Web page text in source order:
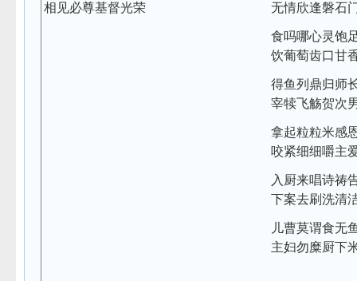
相见必尊基督光荣
无情欣逢磐石
食吗哪心灵饱
饮葡萄齿口甘
得鱼列鼎归师
宰犊飞觞贺次
拿起粒粒米感
咬紧细细嚼主
入厨来唱诗祷
下案去刷洗清
儿曹莫谓食无
主妇勿糜厨下